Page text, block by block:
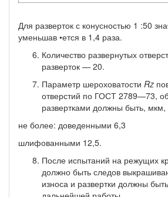
Для разверток с конусностью 1 :50
уменьшав •ется в 1,4 раза.
Количество развернутых
развер­ток — 20.
Параметр шероховатости Rz
отверстий по ГОСТ 2789—73,
развертками должны быть, мкм,
не более: доведенными 6,3
шлифованными 12,5.
После испытаний на режущих
дол­жно быть следов
износа и развертки должны